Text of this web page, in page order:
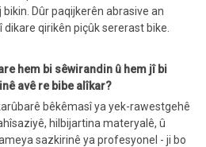
Dûr paqijkerên abrasive an
qirikên piçûk sererast bike.
hem bi sêwirandin û hem jî bi
avê re bibe alîkar?
bêkêmasî ya yek-rawestgehê
hilbijartina materyalê, û
sazkirinê ya profesyonel - ji bo